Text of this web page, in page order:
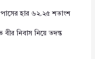
হার ৬২.২৫ শতাংশ
বীর নিবাস নিয়ে তদন্ত